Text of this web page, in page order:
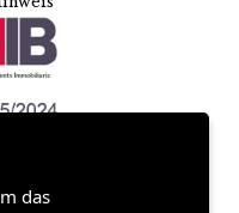
das